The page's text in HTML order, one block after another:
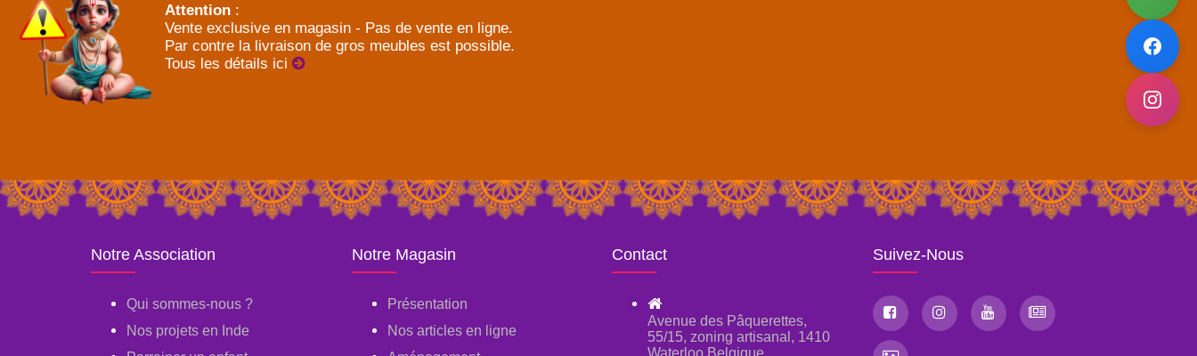
Attention :
Vente exclusive en magasin - Pas de vente en ligne.
Par contre la livraison de gros meubles est possible.
Tous les détails ici
Notre Association
Qui sommes-nous ?
Nos projets en Inde
Notre Magasin
Présentation
Nos articles en ligne
Contact
Avenue des Pâquerettes,
55/15, zoning artisanal, 1410
Waterloo Belgique
Suivez-Nous